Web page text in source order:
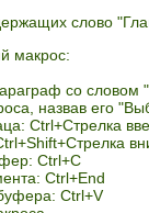
слово
макрос:
со словом
назвав его
Ctrl+Стрелка
Ctrl+C
Ctrl+End
Ctrl+V